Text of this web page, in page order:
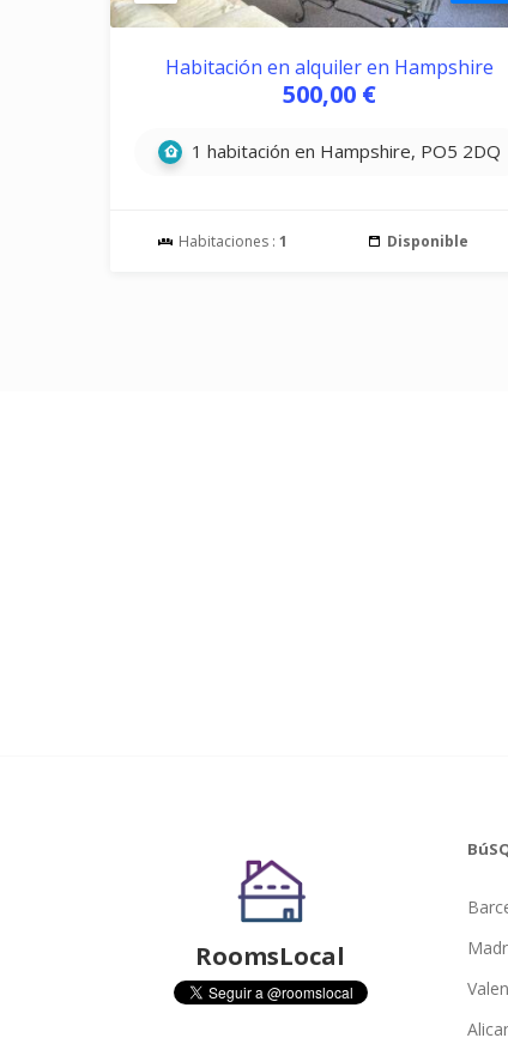
Habitación en alquiler en Hampshire
500,00 €
1 habitación en Hampshire, PO5 2DQ
Habitaciones : 1 Disponible
RoomsLocal